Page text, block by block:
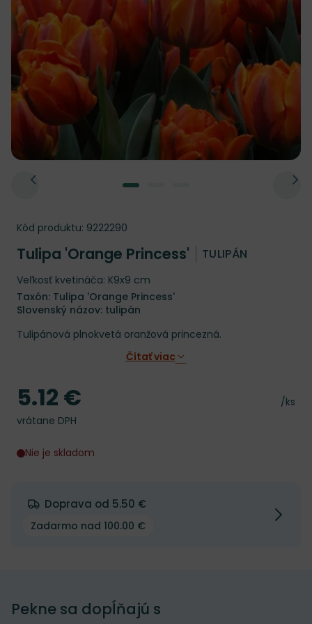
Kód produktu: 9222290
Tulipa 'Orange Princess' TULIPÁN
Veľkosť kvetináča: K9x9 cm
Taxón: Tulipa 'Orange Princess'
Slovenský názov: tulipán
Tulipánová plnokvetá oranžová princezná.
Čítať viac
Cena
/ks
Cena
5.12 €
vrátane DPH
Nie je skladom
Doprava od 5.50 €
Zadarmo nad 100.00 €
Pekne sa dopĺňajú s